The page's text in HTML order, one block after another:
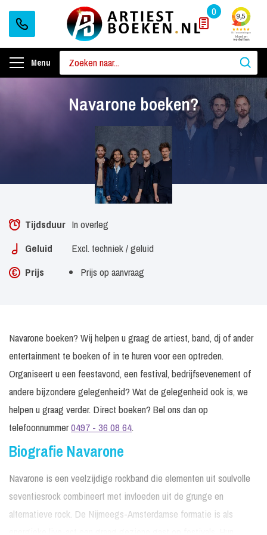
0
Menu
Navarone boeken?
Tijdsduur In overleg
Geluid
Excl. techniek / geluid
Prijs
Prijs op aanvraag
Navarone boeken? Wij helpen u graag de artiest, band, dj of ander
entertainment te boeken of in te huren voor een optreden.
Organiseert u een feestavond, een festival, bedrijfsevenement of
andere bijzondere gelegenheid? Wat de gelegenheid ook is, we
helpen u graag verder. Direct boeken? Bel ons dan op
telefoonnummer0497 - 36 08 64.
Biografie Navarone
Navarone is een veelzijdige rockband die elementen uit soulvolle
seventiesrock combineert met invloeden uit de grunge en
alternatieve rock. De Nijmeegs-Amsterdamse formatie is als